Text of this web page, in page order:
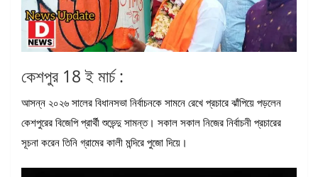
কেশপুর 18 ই মার্চ :
আসন্ন ২০২৬ সালের বিধানসভা নির্বাচনকে সামনে রেখে প্রচারে ঝাঁপিয়ে পড়লেন
কেশপুরের বিজেপি প্রার্থী শুভেন্দু সামন্ত। সকাল সকাল নিজের নির্বাচনী প্রচারের
সূচনা করেন তিনি গ্রামের কালী মন্দিরে পুজো দিয়ে।